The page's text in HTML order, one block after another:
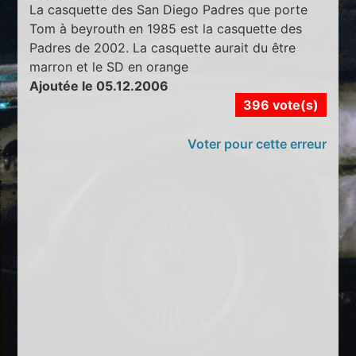
La casquette des San Diego Padres que porte
Tom à beyrouth en 1985 est la casquette des
Padres de 2002. La casquette aurait du être
marron et le SD en orange
Ajoutée le 05.12.2006
396 vote(s)
Voter pour cette erreur